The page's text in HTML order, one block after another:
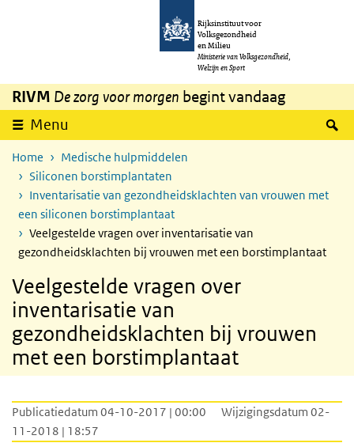
Overslaan en naar de inhoud gaan
Rijksinstituut voor
Volksgezondheid
en Milieu
Ministerie van Volksgezondheid,
Welzijn en Sport
RIVM De zorg voor morgen begint vandaag
Menu
Home
Medische hulpmiddelen
Siliconen borstimplantaten
Inventarisatie van gezondheidsklachten van vrouwen met
een siliconen borstimplantaat
Veelgestelde vragen over inventarisatie van
gezondheidsklachten bij vrouwen met een borstimplantaat
Veelgestelde vragen over
inventarisatie van
gezondheidsklachten bij vrouwen
met een borstimplantaat
Publicatiedatum 04-10-2017 | 00:00
Wijzigingsdatum 02-
11-2018 | 18:57